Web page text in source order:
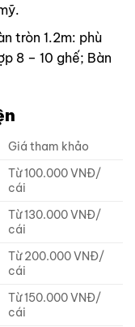
tròn 1.2m: phù
8 – 10 ghế; Bàn
Giá tham khảo
Từ 100.000 VNĐ/
cái
Từ 130.000 VNĐ/
cái
Từ 200.000 VNĐ/
cái
Từ 150.000 VNĐ/
cái